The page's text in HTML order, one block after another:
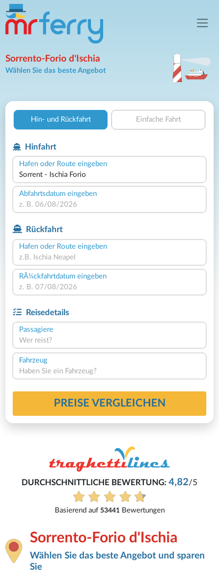
Sorrento-Forio d'Ischia
Wählen Sie das beste Angebot
Hin- und Rückfahrt Einfache Fahrt
Hinfahrt
Hafen oder Route eingeben
Abfahrtsdatum eingeben
Rückfahrt
Hafen oder Route eingeben
RÃ¼ckfahrtdatum eingeben
Reisedetails
Passagiere
Wer reist?
Fahrzeug
Haben Sie ein Fahrzeug?
PREISE VERGLEICHEN
DURCHSCHNITTLICHE BEWERTUNG: 4,82/5
Basierend auf 53441Bewertungen
Sorrento-Forio d'Ischia
Wählen Sie das beste Angebot und sparen
Sie